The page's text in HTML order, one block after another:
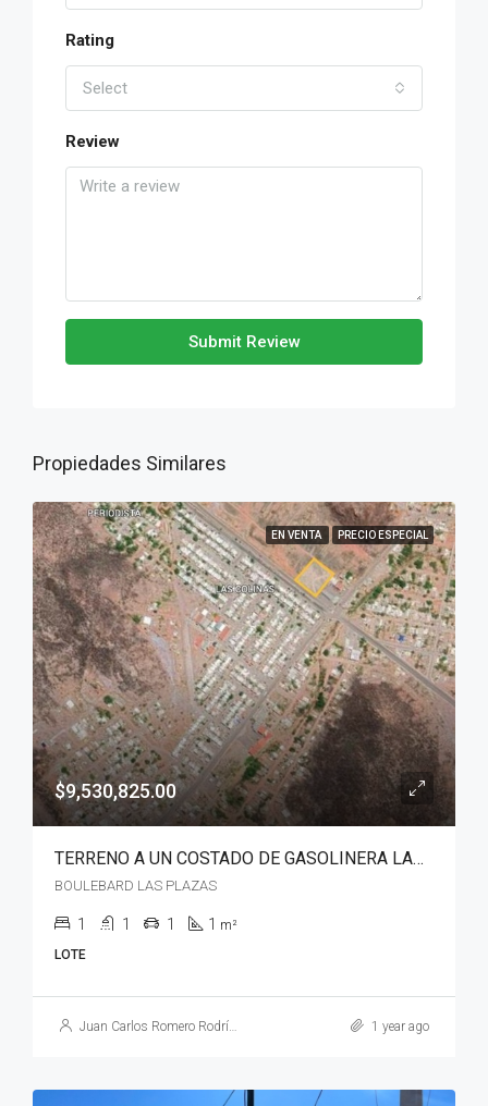
Rating
Select
Review
Submit Review
Propiedades Similares
EN VENTA PRECIO ESPECIAL
$9,530,825.00
TERRENO A UN COSTADO DE GASOLINERA LAS COLINAS
BOULEBARD LAS PLAZAS
1 1 1 1 m²
LOTE
Juan Carlos Romero Rodríguez 1 year ago